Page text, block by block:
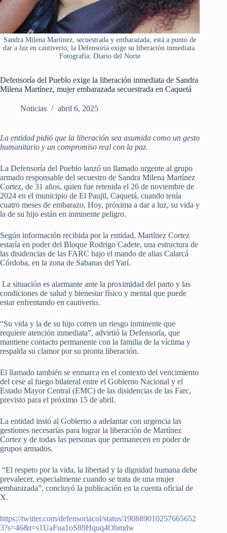
Sandra Milena Martínez, secuestrada y embarazada, está a punto de
dar a luz en cautiverio; la Defensoría exige su liberación inmediata.
Fotografía: Diario del Norte
Defensoría del Pueblo exige la liberación inmediata de Sandra
Milena Martínez, mujer embarazada secuestrada en Caquetá
Noticias abril 6, 2025
La entidad pidió que la liberación sea asumida como un gesto
humanitario y un compromiso real con la paz.
La Defensoría del Pueblo lanzó un llamado urgente al grupo
armado responsable del secuestro de Sandra Milena Martínez
Cortez, de 31 años, quien fue retenida el 26 de noviembre de
2024 en el municipio de El Paujil, Caquetá, cuando tenía
cuatro meses de embarazo. Hoy, próxima a dar a luz, su vida y
la de su hijo están en inminente peligro.
Según información recibida por la entidad, Martínez Cortez
estaría en poder del Bloque Rodrigo Cadete, una estructura de
las disidencias de las FARC bajo el mando de alias Calarcá
Córdoba, en la zona de Sabanas del Yarí.
La situación es alarmante ante la proximidad del parto y las
condiciones de salud y bienestar físico y mental que puede
estar enfrentando en cautiverio.
“Su vida y la de su hijo corren un riesgo inminente que
requiere atención inmediata”, advirtió la Defensoría, que
mantiene contacto permanente con la familia de la víctima y
respalda su clamor por su pronta liberación.
El llamado también se enmarca en el contexto del vencimiento
del cese al fuego bilateral entre el Gobierno Nacional y el
Estado Mayor Central (EMC) de las disidencias de las Farc,
previsto para el próximo 15 de abril.
La entidad instó al Gobierno a adelantar con urgencia las
gestiones necesarias para lograr la liberación de Martínez
Cortez y de todas las personas que permanecen en poder de
grupos armados.
“El respeto por la vida, la libertad y la dignidad humana debe
prevalecer, especialmente cuando se trata de una mujer
embarazada”, concluyó la publicación en la cuenta oficial de
X.
https://twitter.com/defensoriacol/status/190889010257665652
3?s=46&t=s1UaFua1oS89Hquq4Obmdw